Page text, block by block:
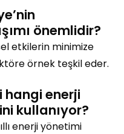
önemlidir?
etkilerin minimize
örnek teşkil eder.
hangi enerji
kullanıyor?
enerji yönetimi